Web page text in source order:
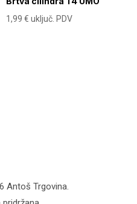
1,99€ uključ. PDV
Antoš Trgovina.